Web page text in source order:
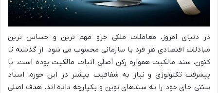
در دنیای امروز، معاملات ملکی جزو مهم ترین و حساس ترین
مبادلات اقتصادی هر فرد یا سازمانی محسوب می شود. از گذشته تا
کنون، سند مالکیت همواره رکن اصلی اثبات مالکیت بوده است. با
پیشرفت تکنولوژی و نیاز به شفافیت بیشتر در این حوزه، اسناد
سنتی جای خود را به سندهای نوین و یکپارچه داده اند. هدف اصلی